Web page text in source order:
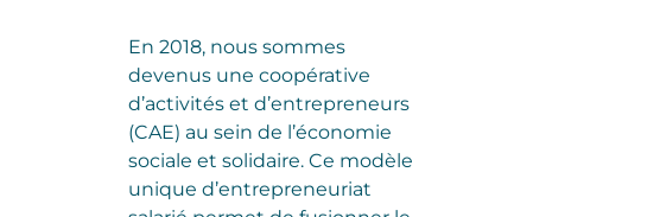
En 2018, nous sommes
devenus une coopérative
d’activités et d’entrepreneurs
(CAE) au sein de l’économie
sociale et solidaire. Ce modèle
unique d’entrepreneuriat